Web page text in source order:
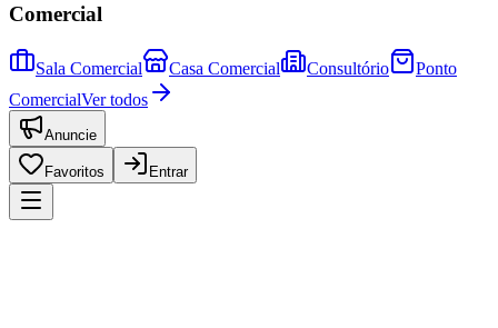
Comercial
Sala Comercial Casa Comercial Consultório
Ponto
ComercialVer todos
Anuncie
Favoritos Entrar